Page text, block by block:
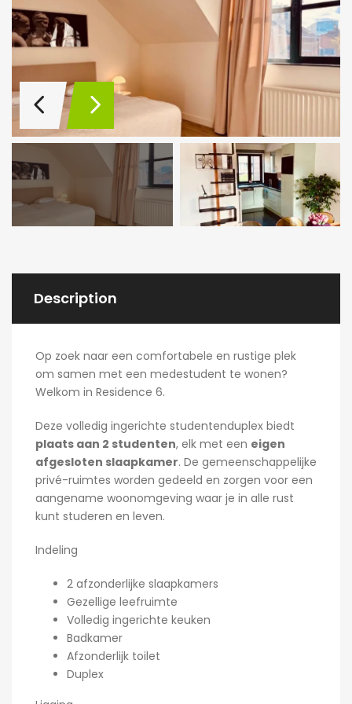
Description
Op zoek naar een comfortabele en rustige plek
om samen met een medestudent te wonen?
Welkom in Residence 6.
Deze volledig ingerichte studentenduplex biedt
plaats aan 2 studenten, elk met een eigen
afgesloten slaapkamer. De gemeenschappelijke
privé-ruimtes worden gedeeld en zorgen voor een
aangename woonomgeving waar je in alle rust
kunt studeren en leven.
Indeling
2 afzonderlijke slaapkamers
Gezellige leefruimte
Volledig ingerichte keuken
Badkamer
Afzonderlijk toilet
Duplex